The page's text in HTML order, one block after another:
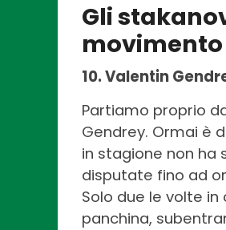
Gli
10. Valentin
Partiamo proprio
Gendrey. Ormai è
in stagione non ha
disputate fino ad
Solo due le volte
panchina,